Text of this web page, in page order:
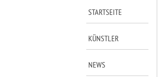
STARTSEITE
KÜNSTLER
NEWS